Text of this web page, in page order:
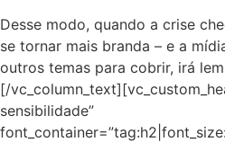
Desse modo, quando a crise
se tornar mais branda – e a
outros temas para cobrir, irá
[/
sensibilidade”